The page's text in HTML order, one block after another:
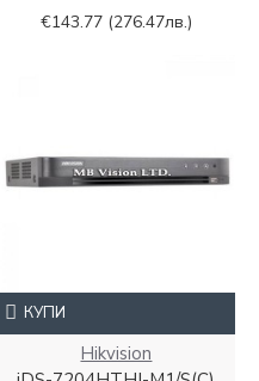
€143.77 (276.47лв.)
Hikvision
КУПИ